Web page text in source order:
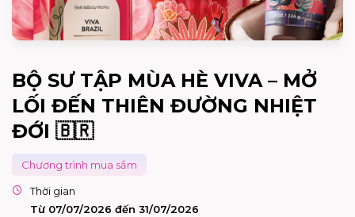
BỘ SƯ TẬP MÙA HÈ VIVA – MỞ
LỐI ĐẾN THIÊN ĐƯỜNG NHIỆT
ĐỚI 🇧🇷
Chương trình mua sắm
Thời gian
Từ 07/07/2026 đến 31/07/2026